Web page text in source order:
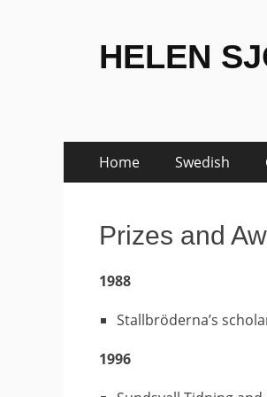
HELEN
Primary
Menu
Home Swedish
Prizes and
1988
Stallbröderna’s
1996